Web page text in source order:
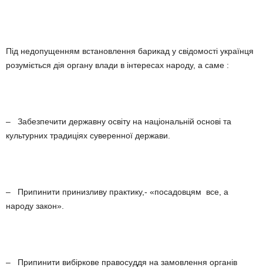
Під недопущенням встановлення барикад у свідомості українця
розуміється дія органу влади в інтересах народу, а саме :
– Забезпечити державну освіту на національній основі та
культурних традиціях суверенної держави.
– Припинити принизливу практику,- «посадовцям все, а
народу закон».
– Припинити вибіркове правосуддя на замовлення органів